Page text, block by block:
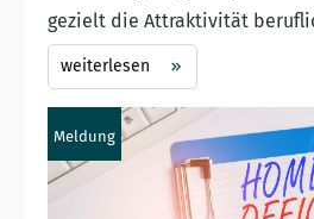
gezielt die Attraktivität
weiterlesen
Meldung